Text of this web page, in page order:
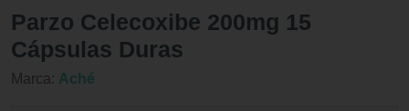
Parzo Celecoxibe 200mg 15
Cápsulas Duras
Marca: Aché